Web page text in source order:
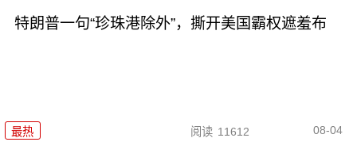
特朗普一句“珍珠港除外”，撕开美国霸权遮羞布
最热 阅读 11612 08-04